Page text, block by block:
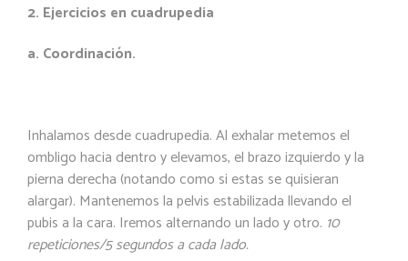
2. Ejercicios en cuadrupedia
a. Coordinación.
Inhalamos desde cuadrupedia. Al exhalar metemos el
ombligo hacia dentro y elevamos, el brazo izquierdo y la
pierna derecha (notando como si estas se quisieran
alargar). Mantenemos la pelvis estabilizada llevando el
pubis a la cara. Iremos alternando un lado y otro. 10
repeticiones/5 segundos a cada lado.